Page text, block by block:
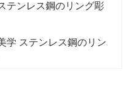
テンレス鋼のリング彫
学 ステンレス鋼のリン